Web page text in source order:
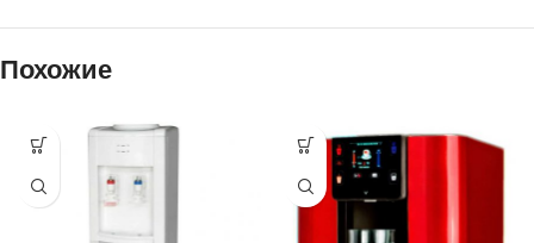
Похожие